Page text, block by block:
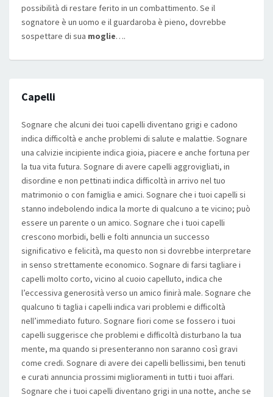
possibilità di restare ferito in un combattimento. Se il
sognatore è un uomo e il guardaroba è pieno, dovrebbe
sospettare di sua moglie….
Capelli
Sognare che alcuni dei tuoi capelli diventano grigi e cadono
indica difficoltà e anche problemi di salute e malattie. Sognare
una calvizie incipiente indica gioia, piacere e anche fortuna per
la tua vita futura. Sognare di avere capelli aggrovigliati, in
disordine e non pettinati indica difficoltà in arrivo nel tuo
matrimonio o con famiglia e amici. Sognare che i tuoi capelli si
stanno indebolendo indica la morte di qualcuno a te vicino; può
essere un parente o un amico. Sognare che i tuoi capelli
crescono morbidi, belli e folti annuncia un successo
significativo e felicità, ma questo non si dovrebbe interpretare
in senso strettamente economico. Sognare di farsi tagliare i
capelli molto corto, vicino al cuoio capelluto, indica che
l’eccessiva generosità verso un amico finirà male. Sognare che
qualcuno ti taglia i capelli indica vari problemi e difficoltà
nell’immediato futuro. Sognare fiori come se fossero i tuoi
capelli suggerisce che problemi e difficoltà disturbano la tua
mente, ma quando si presenteranno non saranno così gravi
come credi. Sognare di avere dei capelli bellissimi, ben tenuti
e curati annuncia prossimi miglioramenti in tutti i tuoi affari.
Sognare che i tuoi capelli diventano grigi in una notte, anche se